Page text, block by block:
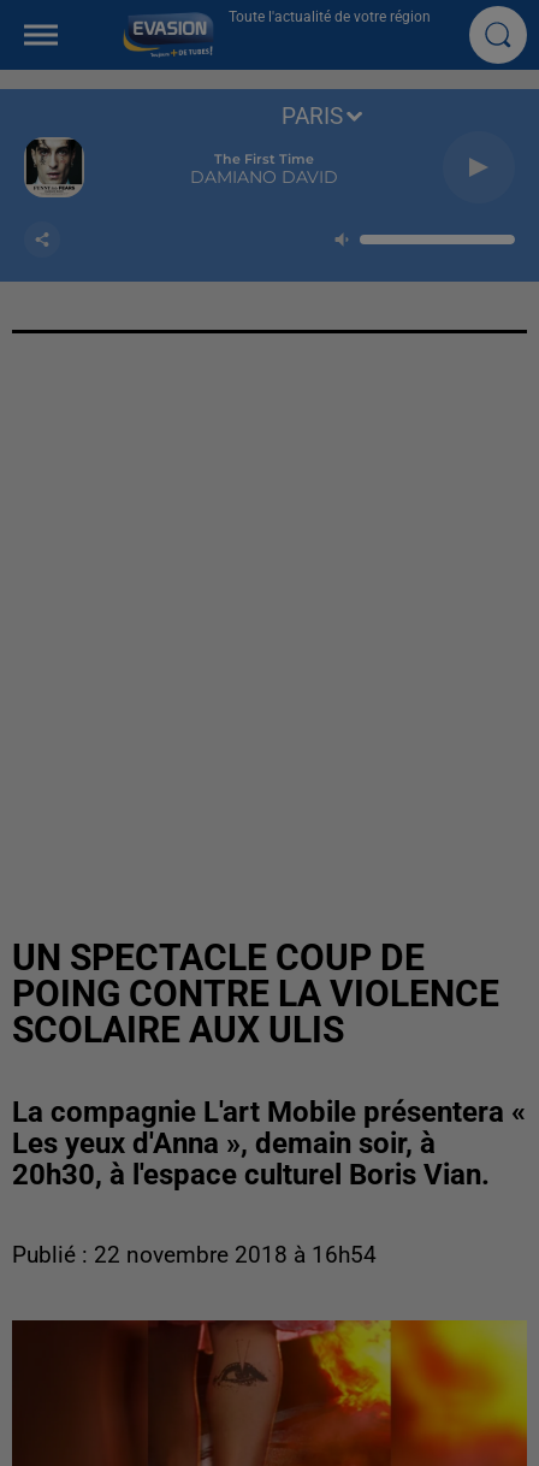
Toute l'actualité de votre région
The First Time
DAMIANO DAVID
PARIS
UN SPECTACLE COUP DE
POING CONTRE LA VIOLENCE
SCOLAIRE AUX ULIS
La compagnie L'art Mobile présentera «
Les yeux d'Anna », demain soir, à
20h30, à l'espace culturel Boris Vian.
Publié : 22 novembre 2018 à 16h54